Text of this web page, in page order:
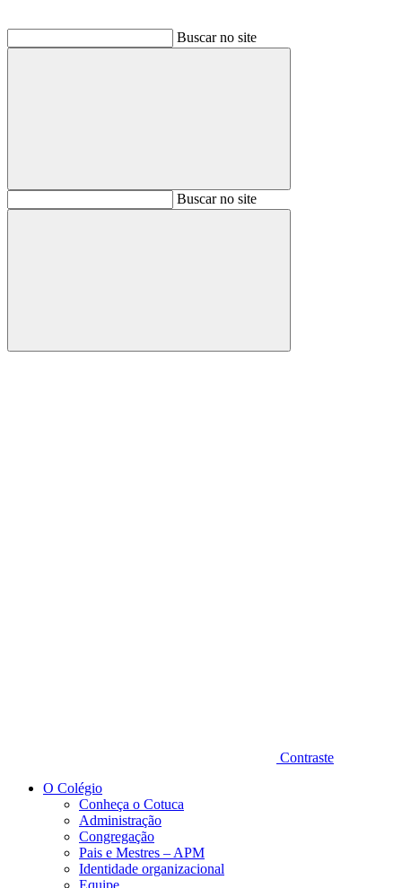
Buscar no site
BuscarBuscar no site
Buscar
Contraste
O Colégio
Conheça o Cotuca
Administração
Congregação
Pais e Mestres – APM
Identidade organizacional
Equipe